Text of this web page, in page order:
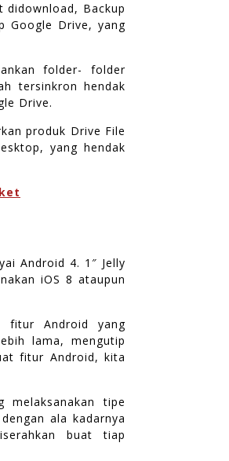
didownload, Backup
Google Drive, yang
folder- folder
tersinkron hendak
Drive.
produk Drive File
yang hendak
Android 4. 1″ Jelly
iOS 8 ataupun
fitur Android yang
lama, mengutip
fitur Android, kita
tipe
ala kadarnya
buat tiap